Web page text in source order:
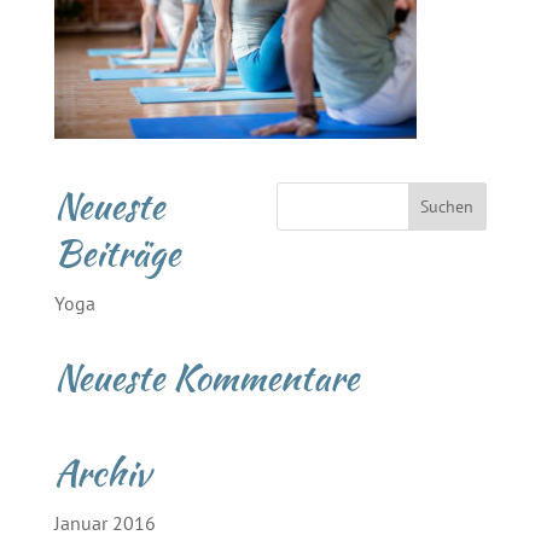
Neueste
Beiträge
Yoga
Neueste Kommentare
Archiv
Januar 2016